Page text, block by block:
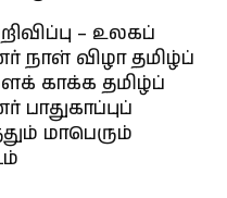
– உலகப்
நாள் விழா தமிழ்ப்
காக்க தமிழ்ப்
பாதுகாப்புப்
மாபெரும்